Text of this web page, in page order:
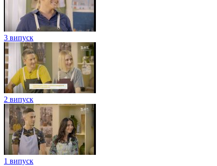
3 випуск
2 випуск
1 випуск